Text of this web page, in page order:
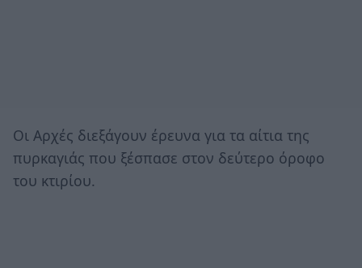
Οι Αρχές διεξάγουν έρευνα για τα αίτια της
πυρκαγιάς που ξέσπασε στον δεύτερο όροφο
του κτιρίου.